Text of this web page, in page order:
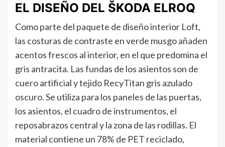
EL DISEÑO DEL ŠKODA ELROQ
Como parte del paquete de diseño interior Loft,
las costuras de contraste en verde musgo añaden
acentos frescos al interior, en el que predomina el
gris antracita. Las fundas de los asientos son de
cuero artificial y tejido RecyTitan gris azulado
oscuro. Se utiliza para los paneles de las puertas,
los asientos, el cuadro de instrumentos, el
reposabrazos central y la zona de las rodillas. El
material contiene un 78% de PET reciclado,